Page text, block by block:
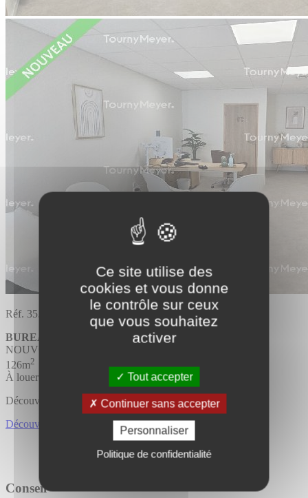
Ce site utilise des
cookies et vous donne
le contrôle sur ceux
que vous souhaitez
activer
Tout accepter
Continuer sans accepter
Personnaliser
Politique de confidentialité
Réf. 35.3351
BUREAUX
NOUVOITOU
126m2
À louer
Découvrir l'offre
Découvrir BUREAUX
Conseil